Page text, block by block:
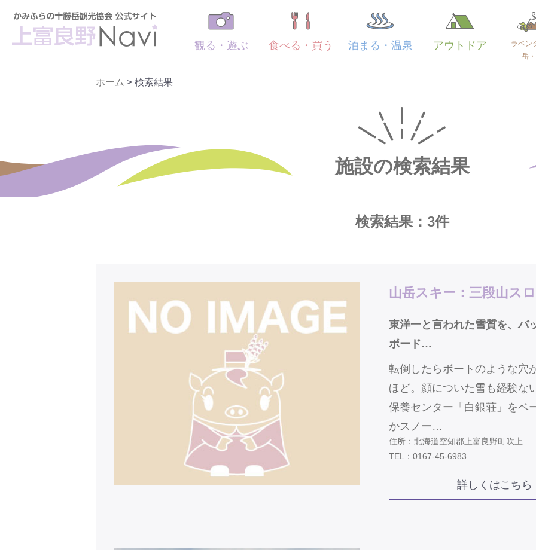
観る・遊ぶ 食べる・買う 泊まる・温泉 アウトドア
ラベン
岳
ホーム > 検索結果
施設の検索結果
検索結果：3件
山岳スキー：三段山ス
東洋一と言われた雪質を、バ
ボード…
転倒したらボートのような穴
ほど。顔についた雪も経験な
保養センター「白銀荘」をベ
かスノー…
住所：北海道空知郡上富良野町吹上
TEL：0167-45-6983
詳しくはこちら